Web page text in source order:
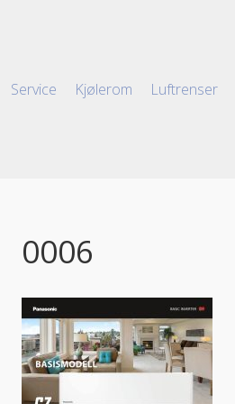
Service Kjølerom Luftrenser
0006